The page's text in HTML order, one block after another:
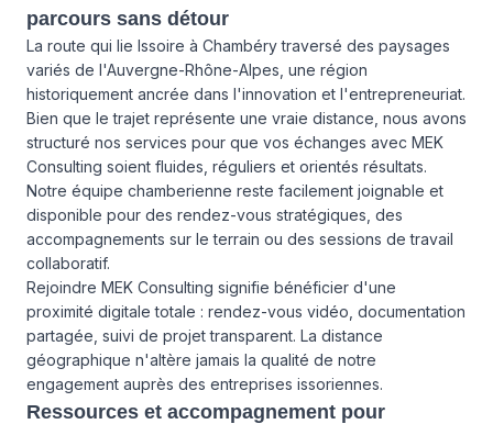
parcours sans détour
La route qui lie Issoire à Chambéry traversé des paysages
variés de l'Auvergne-Rhône-Alpes, une région
historiquement ancrée dans l'innovation et l'entrepreneuriat.
Bien que le trajet représente une vraie distance, nous avons
structuré nos services pour que vos échanges avec MEK
Consulting soient fluides, réguliers et orientés résultats.
Notre équipe chamberienne reste facilement joignable et
disponible pour des rendez-vous stratégiques, des
accompagnements sur le terrain ou des sessions de travail
collaboratif.
Rejoindre MEK Consulting signifie bénéficier d'une
proximité digitale totale : rendez-vous vidéo, documentation
partagée, suivi de projet transparent. La distance
géographique n'altère jamais la qualité de notre
engagement auprès des entreprises issoriennes.
Ressources et accompagnement pour